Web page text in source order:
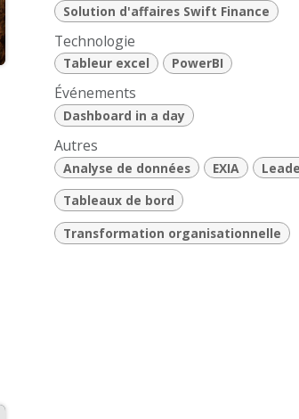
Solution d'affaires Swift Finance
Technologie
Tableur excel PowerBI
Événements
Dashboard in a day
Autres
Analyse de données EXIA
Tableaux de bord
Transformation organisationnelle